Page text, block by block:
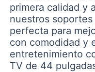
primera calidad y
nuestros
perfecta para
con comodidad y
entretenimiento
TV de 44